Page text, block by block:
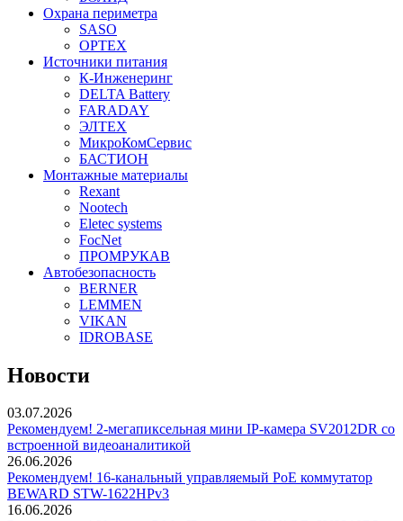
Охрана периметра
SASO
OPTEX
Источники питания
К-Инженеринг
DELTA Battery
FARADAY
ЭЛТЕХ
МикроКомСервис
БАСТИОН
Монтажные материалы
Rexant
Nootech
Eletec systems
FocNet
ПРОМРУКАВ
Автобезопасность
BERNER
LEMMEN
VIKAN
IDROBASE
Новости
03.07.2026
Рекомендуем! 2-мегапиксельная мини IP-камера SV2012DR со
встроенной видеоаналитикой
26.06.2026
Рекомендуем! 16-канальный управляемый PoE коммутатор
BEWARD STW-1622HPv3
16.06.2026